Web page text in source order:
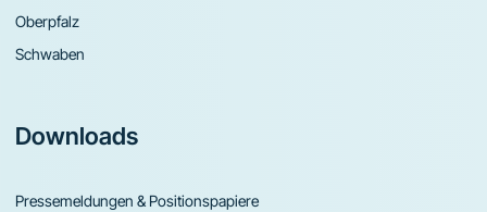
Oberpfalz
Schwaben
Downloads
Pressemeldungen & Positionspapiere